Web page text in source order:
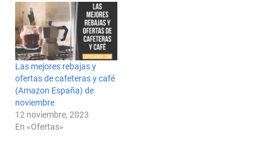
Las mejores rebajas y
ofertas de cafeteras y café
(Amazon España) de
noviembre
12 noviembre, 2023
En «Ofertas»